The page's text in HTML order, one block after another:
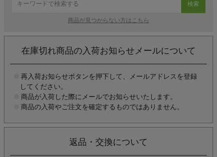
検索
商品が見つからない方はこちら
在庫切れ商品の入荷お知らせメールについて
再入荷お知らせボタンを押下して、メールアドレスを登録
してください。
商品が入荷した際にメールでお知らせいたします。
商品の入荷やご注文を確定するものではありません。
返品・交換について